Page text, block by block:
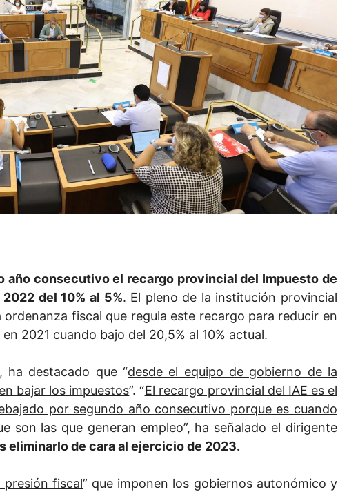
año consecutivo el recargo provincial del Impuesto de
2022 del 10% al 5%. El pleno de la institución provincial
fiscal que regula este recargo para reducir en
2021 cuando bajo del 20,5% al 10% actual.
ha destacado que “desde el equipo de gobierno de la
bajar los impuestos”. “El recargo provincial del IAE es el
por segundo año consecutivo porque es cuando
son las que generan empleo”, ha señalado el dirigente
eliminarlo de cara al ejercicio de 2023.
presión fiscal” que imponen los gobiernos autonómico y